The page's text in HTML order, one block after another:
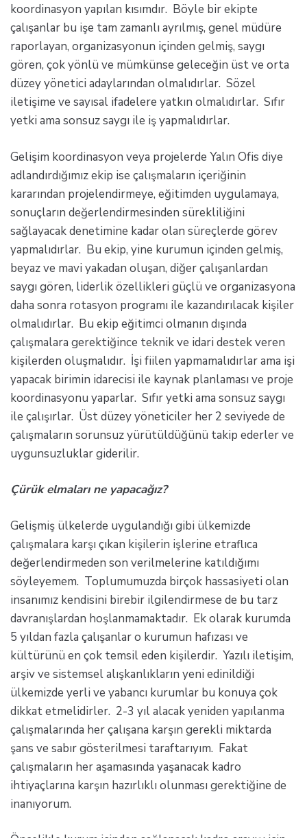
koordinasyon yapılan kısımdır. Böyle bir ekipte
çalışanlar bu işe tam zamanlı ayrılmış, genel müdüre
raporlayan, organizasyonun içinden gelmiş, saygı
gören, çok yönlü ve mümkünse geleceğin üst ve orta
düzey yönetici adaylarından olmalıdırlar. Sözel
iletişime ve sayısal ifadelere yatkın olmalıdırlar. Sıfır
yetki ama sonsuz saygı ile iş yapmalıdırlar.
Gelişim koordinasyon veya projelerde Yalın Ofis diye
adlandırdığımız ekip ise çalışmaların içeriğinin
kararından projelendirmeye, eğitimden uygulamaya,
sonuçların değerlendirmesinden sürekliliğini
sağlayacak denetimine kadar olan süreçlerde görev
yapmalıdırlar. Bu ekip, yine kurumun içinden gelmiş,
beyaz ve mavi yakadan oluşan, diğer çalışanlardan
saygı gören, liderlik özellikleri güçlü ve organizasyona
daha sonra rotasyon programı ile kazandırılacak kişiler
olmalıdırlar. Bu ekip eğitimci olmanın dışında
çalışmalara gerektiğince teknik ve idari destek veren
kişilerden oluşmalıdır. İşi fiilen yapmamalıdırlar ama işi
yapacak birimin idarecisi ile kaynak planlaması ve proje
koordinasyonu yaparlar. Sıfır yetki ama sonsuz saygı
ile çalışırlar. Üst düzey yöneticiler her 2 seviyede de
çalışmaların sorunsuz yürütüldüğünü takip ederler ve
uygunsuzluklar giderilir.
Çürük elmaları ne yapacağız?
Gelişmiş ülkelerde uygulandığı gibi ülkemizde
çalışmalara karşı çıkan kişilerin işlerine etraflıca
değerlendirmeden son verilmelerine katıldığımı
söyleyemem. Toplumumuzda birçok hassasiyeti olan
insanımız kendisini birebir ilgilendirmese de bu tarz
davranışlardan hoşlanmamaktadır. Ek olarak kurumda
5 yıldan fazla çalışanlar o kurumun hafızası ve
kültürünü en çok temsil eden kişilerdir. Yazılı iletişim,
arşiv ve sistemsel alışkanlıkların yeni edinildiği
ülkemizde yerli ve yabancı kurumlar bu konuya çok
dikkat etmelidirler. 2-3 yıl alacak yeniden yapılanma
çalışmalarında her çalışana karşın gerekli miktarda
şans ve sabır gösterilmesi taraftarıyım. Fakat
çalışmaların her aşamasında yaşanacak kadro
ihtiyaçlarına karşın hazırlıklı olunması gerektiğine de
inanıyorum.